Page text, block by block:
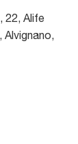
22, Alife